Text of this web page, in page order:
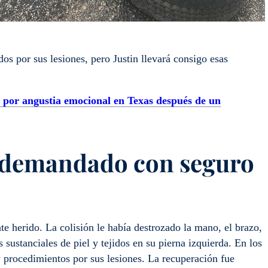
por sus lesiones, pero Justin llevará consigo esas
angustia emocional en Texas después de un
con seguro
herido. La colisión le había destrozado la mano, el brazo,
de piel y tejidos en su pierna izquierda. En los
por sus lesiones. La recuperación fue